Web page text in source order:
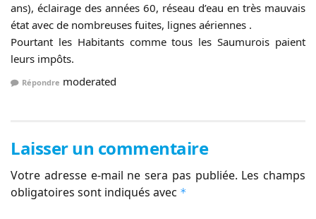
ans), éclairage des années 60, réseau d’eau en très mauvais
état avec de nombreuses fuites, lignes aériennes .
Pourtant les Habitants comme tous les Saumurois paient
leurs impôts.
Répondre moderated
Laisser un commentaire
Votre adresse e-mail ne sera pas publiée. Les champs
obligatoires sont indiqués avec *